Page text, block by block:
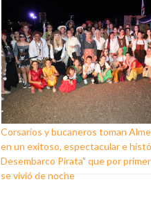
Corsarios y bucaneros toman
en un exitoso, espectacular e
Desembarco Pirata" que por
se vivió de noche